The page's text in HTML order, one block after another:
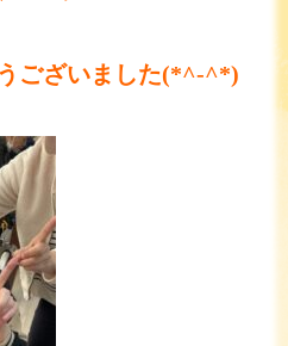
ございました(*^-^*)